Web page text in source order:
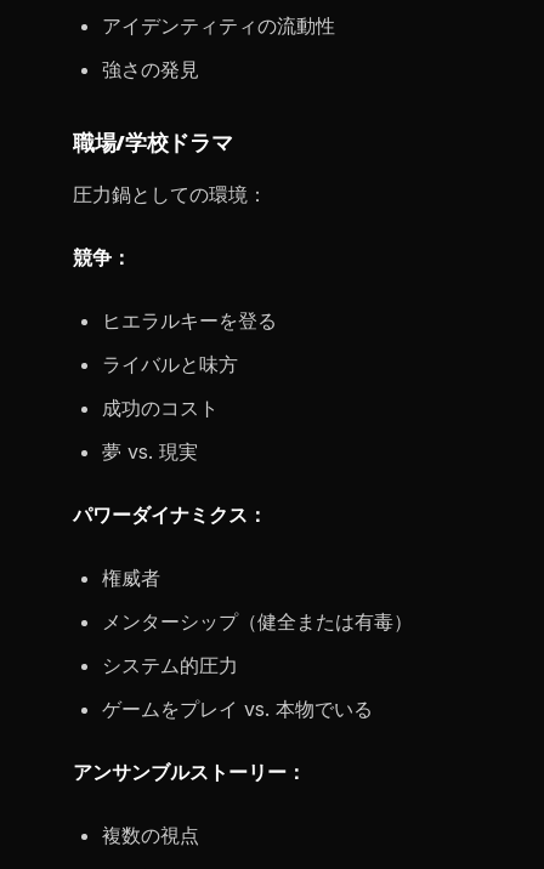
アイデンティティの流動性
強さの発見
職場/学校ドラマ
圧力鍋としての環境：
競争：
ヒエラルキーを登る
ライバルと味方
成功のコスト
夢 vs. 現実
パワーダイナミクス：
権威者
メンターシップ（健全または有毒）
システム的圧力
ゲームをプレイ vs. 本物でいる
アンサンブルストーリー：
複数の視点